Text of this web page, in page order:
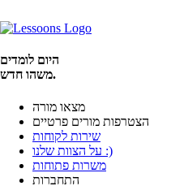
היום לומדים
משהו חדש.
מצאו מורה
הצטרפות מורים פרטיים
שירות לקוחות
על הצוות שלנו :)
משרות פתוחות
התחברות